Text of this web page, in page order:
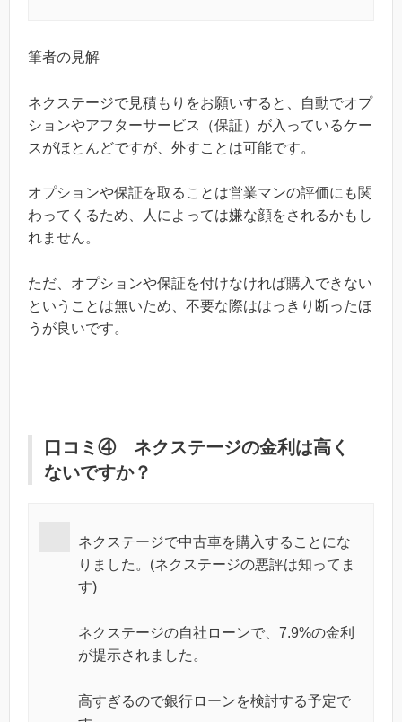
筆者の見解
ネクステージで見積もりをお願いすると、自動でオプ
ションやアフターサービス（保証）が入っているケー
スがほとんどですが、外すことは可能です。
オプションや保証を取ることは営業マンの評価にも関
わってくるため、人によっては嫌な顔をされるかもし
れません。
ただ、オプションや保証を付けなければ購入できない
ということは無いため、不要な際ははっきり断ったほ
うが良いです。
口コミ④ ネクステージの金利は高く
ないですか？
ネクステージで中古車を購入することにな
りました。(ネクステージの悪評は知ってま
す)
ネクステージの自社ローンで、7.9%の金利
が提示されました。
高すぎるので銀行ローンを検討する予定で